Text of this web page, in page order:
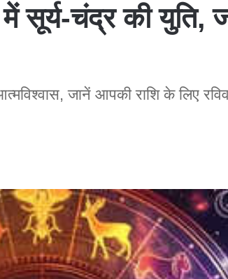
में सूर्य-चंद्र की
जानें आपकी राशि के लिए